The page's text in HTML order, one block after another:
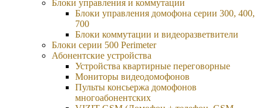
Блоки управления и коммутации
Блоки управления домофона серии 300, 400,
700
Блоки коммутации и видеоразветвители
Блоки серии 500 Perimeter
Абонентские устройства
Устройства квартирные переговорные
Мониторы видеодомофонов
Пульты консьержа домофонов
многоабонентских